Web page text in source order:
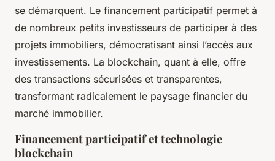
se démarquent. Le financement participatif permet à
de nombreux petits investisseurs de participer à des
projets immobiliers, démocratisant ainsi l’accès aux
investissements. La blockchain, quant à elle, offre
des transactions sécurisées et transparentes,
transformant radicalement le paysage financier du
marché immobilier.
Financement participatif et technologie
blockchain